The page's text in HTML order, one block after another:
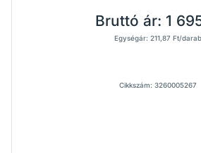
Bruttó ár: 1
Egységár: 211,87 Ft/darab
Cikkszám: 3260005267